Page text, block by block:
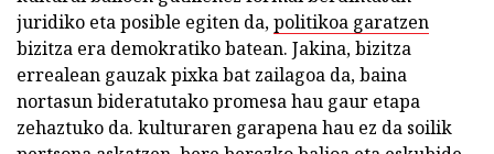
juridiko eta posible egiten da,politikoa garatzen
bizitza era demokratiko batean. Jakina, bizitza
errealean gauzak pixka bat zailagoa da, baina
nortasun bideratutako promesa hau gaur etapa
zehaztuko da. kulturaren garapena hau ez da soilik